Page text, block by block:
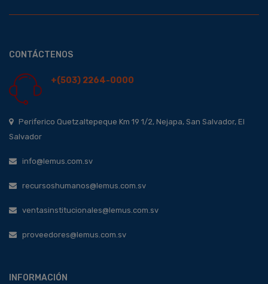
CONTÁCTENOS
+(503) 2264-0000
Periferico Quetzaltepeque Km 19 1/2, Nejapa, San Salvador, El
Salvador
info@lemus.com.sv
recursoshumanos@lemus.com.sv
ventasinstitucionales@lemus.com.sv
proveedores@lemus.com.sv
INFORMACIÓN